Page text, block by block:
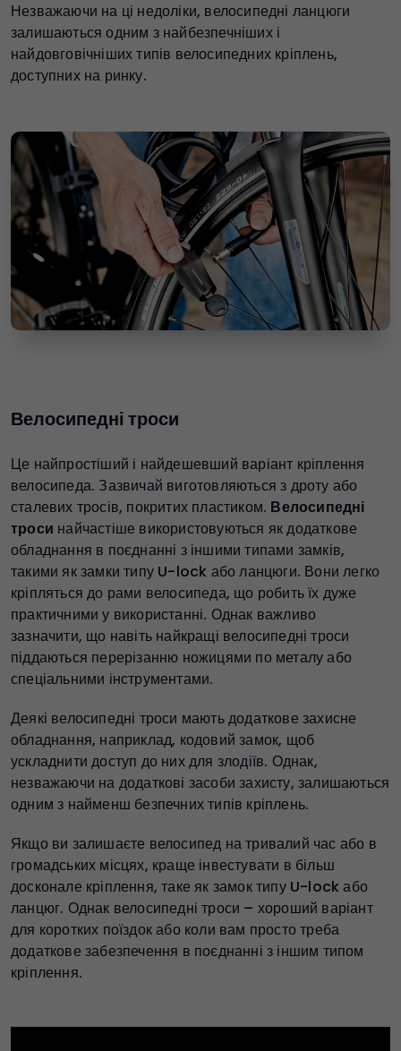
Незважаючи на ці недоліки, велосипедні ланцюги
залишаються одним з найбезпечніших і
найдовговічніших типів велосипедних кріплень,
доступних на ринку.
Велосипедні троси
Це найпростіший і найдешевший варіант кріплення
велосипеда. Зазвичай виготовляються з дроту або
сталевих тросів, покритих пластиком. Велосипедні
троси найчастіше використовуються як додаткове
обладнання в поєднанні з іншими типами замків,
такими як замки типу U-lock або ланцюги. Вони легко
кріпляться до рами велосипеда, що робить їх дуже
практичними у використанні. Однак важливо
зазначити, що навіть найкращі велосипедні троси
піддаються перерізанню ножицями по металу або
спеціальними інструментами.
Деякі велосипедні троси мають додаткове захисне
обладнання, наприклад, кодовий замок, щоб
ускладнити доступ до них для злодіїв. Однак,
незважаючи на додаткові засоби захисту, залишаються
одним з найменш безпечних типів кріплень.
Якщо ви залишаєте велосипед на тривалий час або в
громадських місцях, краще інвестувати в більш
досконале кріплення, таке як замок типу U-lock або
ланцюг. Однак велосипедні троси – хороший варіант
для коротких поїздок або коли вам просто треба
додаткове забезпечення в поєднанні з іншим типом
кріплення.